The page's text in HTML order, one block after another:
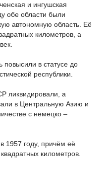
и ингушская
обе области были
автономную область. Её
километров, а
повысили в статусе до
республики.
ликвидировали, а
в Центральную Азию и
с немецко –
1957 году, причём её
километров.